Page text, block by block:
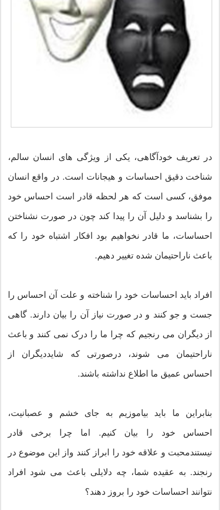
در تعریف خودآگاهی، یکی از ویژگی های انسان سالم،
شناخت دقیق احساسات و هیجانات است. در واقع انسان
موفق، کسی است که هر لحظه قادر است احساس خود
را بشناسد و دلیل آن را پیدا کند چون در صورت نشناختن
احساسات، ما قادر نخواهیم بود افکار اشتباه خود را که
باعث ناراحتیمان شده تغییر دهیم.
افراد باید احساسات خود را شناخته و علت آن احساس را
جست و جو کنند و در صورت نیاز آن را بیان دارند. گاهی
از دیگران می رنجیم که چرا ما را درک نمی کنند و باعث
ناراحتیمان می شوند، درصورتی که شایددیگران از
احساس عمیق ما اطلاع نداشته باشند.
بنابراین ما باید بیاموزیم به جای خشم و عصبانیت،
احساس خود را بیان کنیم. اما چرا برخی قادر
نیستندمحبت و علاقه خود را ابراز کنند واز این موضوع در
رنجند. به عقیده شما، چه دلایلی باعث می شود افراد
نتوانند احساسات خود را بروز دهند؟